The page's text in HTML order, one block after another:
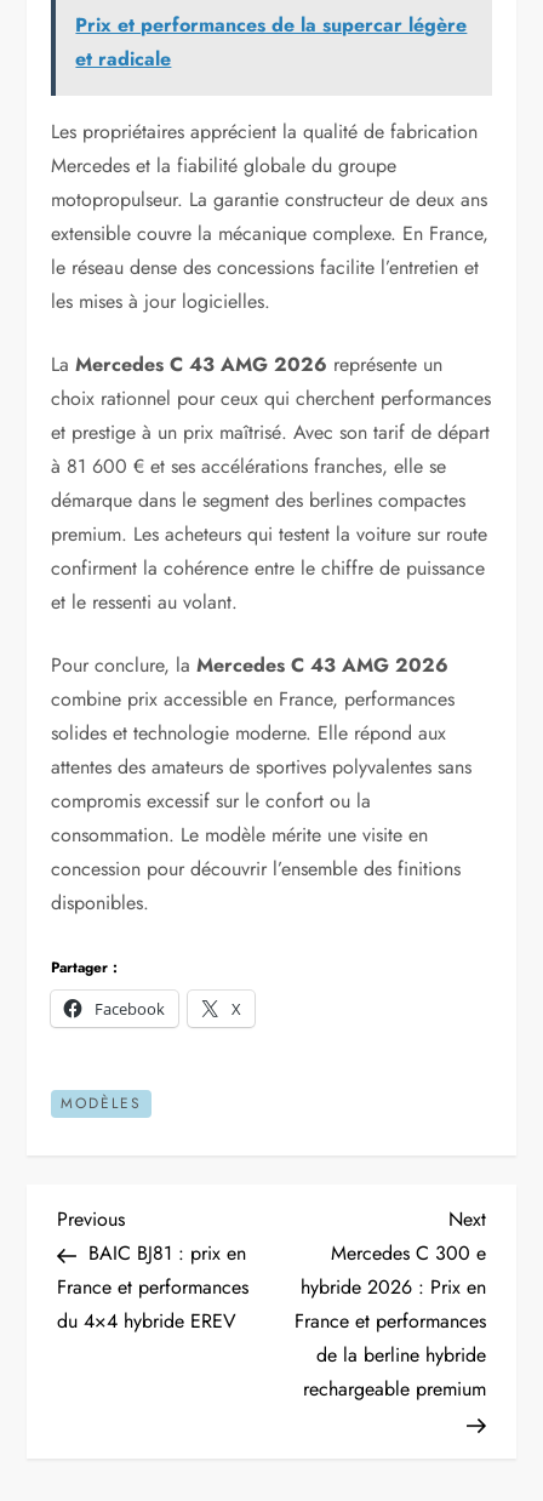
Prix et performances de la supercar légère
et radicale
Les propriétaires apprécient la qualité de fabrication
Mercedes et la fiabilité globale du groupe
motopropulseur. La garantie constructeur de deux ans
extensible couvre la mécanique complexe. En France,
le réseau dense des concessions facilite l’entretien et
les mises à jour logicielles.
LaMercedes C 43 AMG 2026 représente un
choix rationnel pour ceux qui cherchent performances
et prestige à un prix maîtrisé. Avec son tarif de départ
à 81 600 € et ses accélérations franches, elle se
démarque dans le segment des berlines compactes
premium. Les acheteurs qui testent la voiture sur route
confirment la cohérence entre le chiffre de puissance
et le ressenti au volant.
Pour conclure, laMercedes C 43 AMG 2026
combine prix accessible en France, performances
solides et technologie moderne. Elle répond aux
attentes des amateurs de sportives polyvalentes sans
compromis excessif sur le confort ou la
consommation. Le modèle mérite une visite en
concession pour découvrir l’ensemble des finitions
disponibles.
Partager :
Facebook
X
MODÈLES
N
a
v
Previous
Post
Previous
BAIC BJ81 : prix en
France et performances
du 4×4 hybride EREV
Next
Post
Next
Mercedes C 300 e
hybride 2026 : Prix en
France et performances
de la berline hybride
rechargeable premium